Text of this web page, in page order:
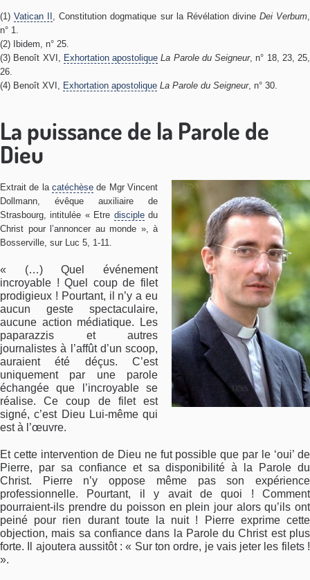
(1)Vatican II , Constitution dogmatique sur la Révélation divine Dei Verbum,
n° 1.
(2) Ibidem, n° 25.
(3) Benoît XVI, Exhortation apostolique La Parole du Seigneur, n° 18, 23, 25,
26.
(4) Benoît XVI, Exhortation apostolique La Parole du Seigneur, n° 30.
La puissance de la Parole de
Dieu
Extrait de la catéchèse de Mgr Vincent
Dollmann, évêque auxiliaire de
Strasbourg, intitulée « Etre discipledu
Christ pour l’annoncer au monde », à
Bosserville, sur Luc 5, 1-11.
« (…) Quel événement
incroyable ! Quel coup de filet
prodigieux ! Pourtant, il n’y a eu
aucun geste spectaculaire,
aucune action médiatique. Les
paparazzis et autres
journalistes à l’affût d’un scoop,
auraient été déçus. C’est
uniquement par une parole
échangée que l’incroyable se
réalise. Ce coup de filet est
signé, c’est Dieu Lui-même qui
est à l’œuvre.
Et cette intervention de Dieu ne fut possible que par le ‘oui’ de
Pierre, par sa confiance et sa disponibilité à la Parole du
Christ. Pierre n’y oppose même pas son expérience
professionnelle. Pourtant, il y avait de quoi ! Comment
pourraient-ils prendre du poisson en plein jour alors qu’ils ont
peiné pour rien durant toute la nuit ! Pierre exprime cette
objection, mais sa confiance dans la Parole du Christ est plus
forte. Il ajoutera aussitôt : « Sur ton ordre, je vais jeter les filets !
».